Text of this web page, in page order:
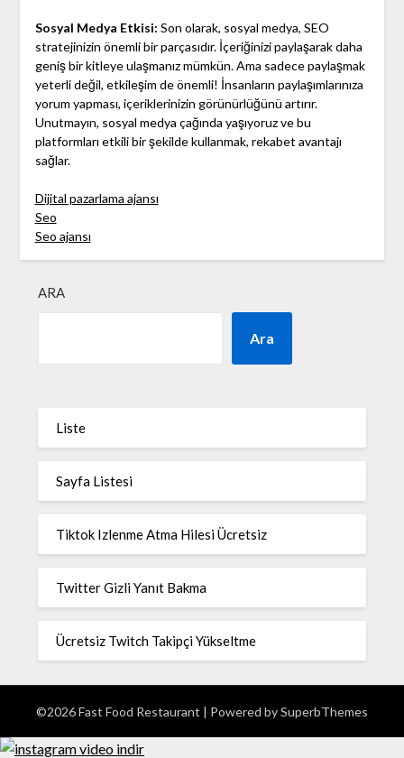
Sosyal Medya Etkisi: Son olarak, sosyal medya, SEO
stratejinizin önemli bir parçasıdır. İçeriğinizi paylaşarak daha
geniş bir kitleye ulaşmanız mümkün. Ama sadece paylaşmak
yeterli değil, etkileşim de önemli! İnsanların paylaşımlarınıza
yorum yapması, içeriklerinizin görünürlüğünü artırır.
Unutmayın, sosyal medya çağında yaşıyoruz ve bu
platformları etkili bir şekilde kullanmak, rekabet avantajı
sağlar.
Dijital pazarlama ajansı
Seo
Seo ajansı
ARA
Ara
Liste
Sayfa Listesi
Tiktok Izlenme Atma Hilesi Ücretsiz
Twitter Gizli Yanıt Bakma
Ücretsiz Twitch Takipçi Yükseltme
©2026 Fast Food Restaurant | Powered bySuperbThemes